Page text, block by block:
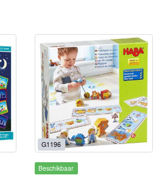
G1196
Beschikbaar